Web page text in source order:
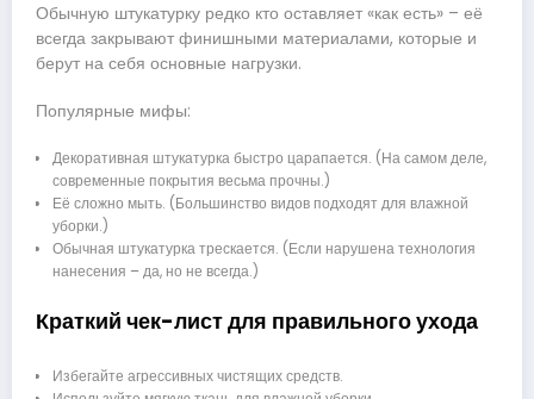
Обычную штукатурку редко кто оставляет «как есть» – её
всегда закрывают финишными материалами, которые и
берут на себя основные нагрузки.
Популярные мифы:
Декоративная штукатурка быстро царапается. (На самом деле,
современные покрытия весьма прочны.)
Её сложно мыть. (Большинство видов подходят для влажной
уборки.)
Обычная штукатурка трескается. (Если нарушена технология
нанесения – да, но не всегда.)
Краткий чек-лист для правильного ухода
Избегайте агрессивных чистящих средств.